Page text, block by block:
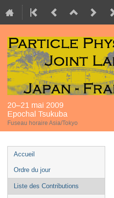
20–21 mai 2009
Epochal Tsukuba
Fuseau horaire Asia/Tokyo
Menu
de
l'événement
Accueil
Ordre du jour
Liste des Contributions